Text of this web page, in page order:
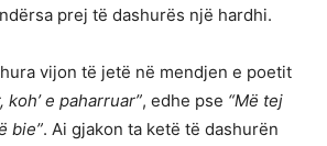
prej të dashurës një hardhi.
vijon të jetë në mendjen e poetit
e paharruar”, edhe pse “Më tej
bie”. Ai gjakon ta ketë të dashurën